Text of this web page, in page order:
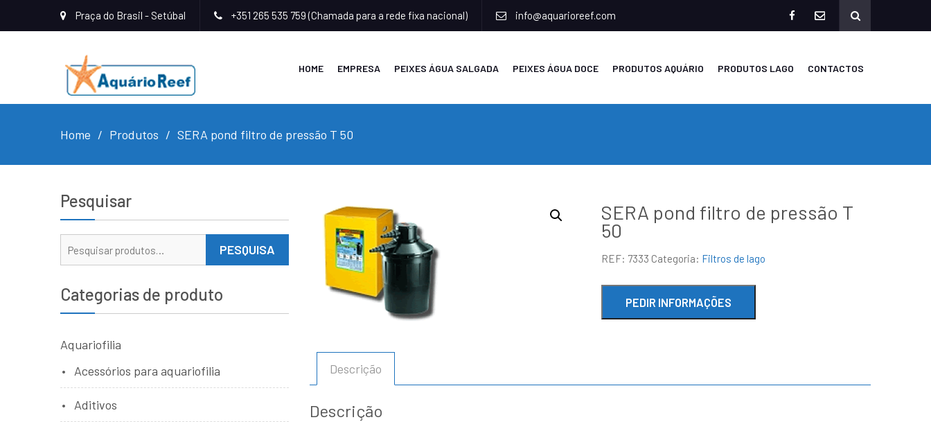
Praça do Brasil - Setúbal +351 265 535 759 (Chamada para a rede fixa nacional) info@aquarioreef.com
HOME EMPRESA PEIXES ÁGUA SALGADA PEIXES ÁGUA DOCE PRODUTOS AQUÁRIO PRODUTOS LAGO CONTACTOS
Home Produtos SERA pond filtro de pressão T 50
SERA pond filtro de pressão T
50
REF: 7333 Categoria: Filtros de lago
Descrição
Descrição
Pesquisar
PESQUISA
Categorias de produto
Aquariofilia
Acessórios para aquariofilia
Aditivos